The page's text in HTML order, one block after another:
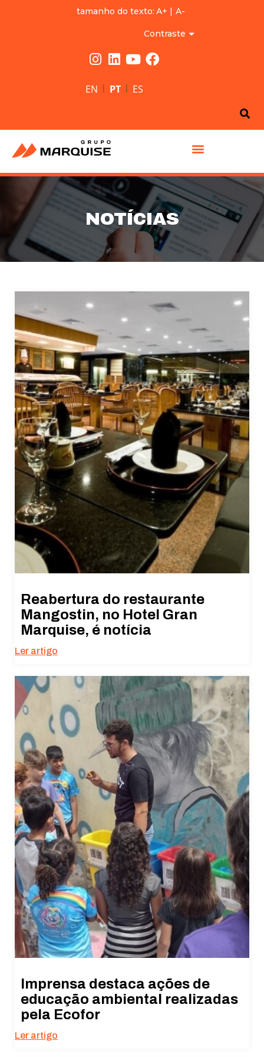
tamanho do texto: A+ | A-
Contraste
EN | PT | ES
NOTÍCIAS
Reabertura do restaurante
Mangostin, no Hotel Gran
Marquise, é notícia
Ler artigo
Imprensa destaca ações de
educação ambiental realizadas
pela Ecofor
Ler artigo